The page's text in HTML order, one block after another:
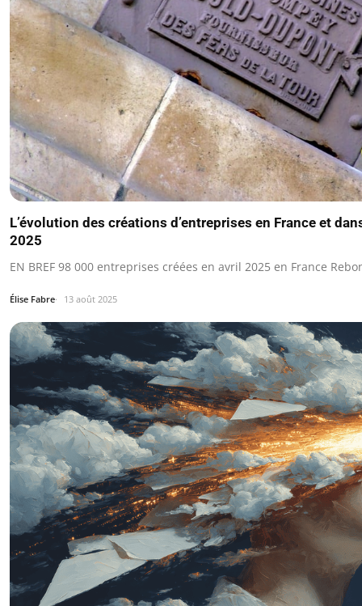
L’évolution des créations d’entreprises en France et
2025
EN BREF 98 000 entreprises créées en avril 2025 en France
Élise Fabre 13 août 2025